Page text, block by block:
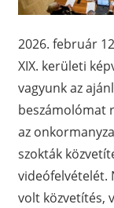
2026. február
XIX. kerületi
vagyunk az
beszámolómat
az
szokták
videófelvételét.
volt közvetítés,